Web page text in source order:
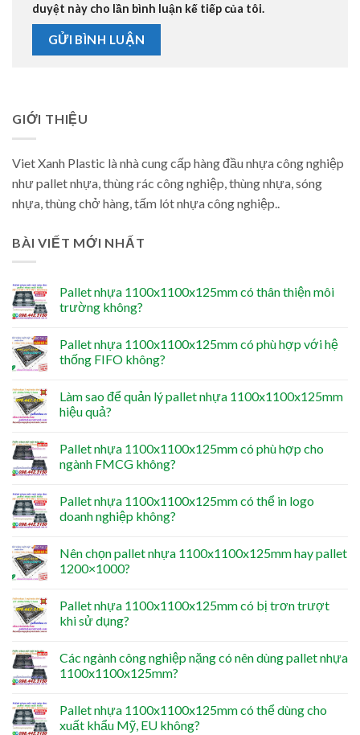
duyệt này cho lần bình luận kế tiếp của tôi.
GIỚI THIỆU
Viet Xanh Plastic là nhà cung cấp hàng đầu nhựa công nghiệp
như pallet nhựa, thùng rác công nghiệp, thùng nhựa, sóng
nhựa, thùng chở hàng, tấm lót nhựa công nghiệp..
BÀI VIẾT MỚI NHẤT
Pallet nhựa 1100x1100x125mm có thân thiện môi
trường không?
Pallet nhựa 1100x1100x125mm có phù hợp với hệ
thống FIFO không?
Làm sao để quản lý pallet nhựa 1100x1100x125mm
hiệu quả?
Pallet nhựa 1100x1100x125mm có phù hợp cho
ngành FMCG không?
Pallet nhựa 1100x1100x125mm có thể in logo
doanh nghiệp không?
Nên chọn pallet nhựa 1100x1100x125mm hay pallet
1200×1000?
Pallet nhựa 1100x1100x125mm có bị trơn trượt
khi sử dụng?
Các ngành công nghiệp nặng có nên dùng pallet nhựa
1100x1100x125mm?
Pallet nhựa 1100x1100x125mm có thể dùng cho
xuất khẩu Mỹ, EU không?